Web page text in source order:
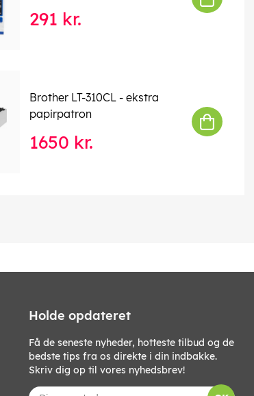
291 kr.
Brother LT-310CL - ekstra
papirpatron
1650 kr.
Holde opdateret
Få de seneste nyheder, hotteste tilbud og de
bedste tips fra os direkte i din indbakke.
Skriv dig op til vores nyhedsbrev!